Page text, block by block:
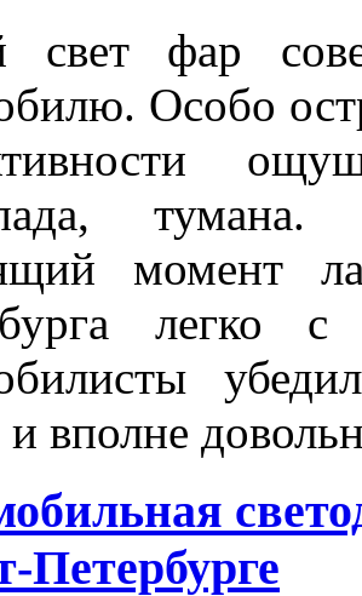
свет фар
Особо
момент
легко
вполне
Петербурге